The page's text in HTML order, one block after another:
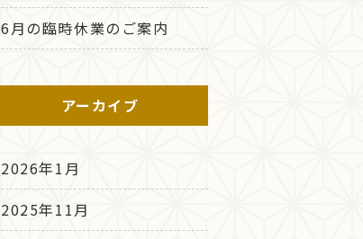
6月の臨時休業のご案内
アーカイブ
2026年1月
2025年11月